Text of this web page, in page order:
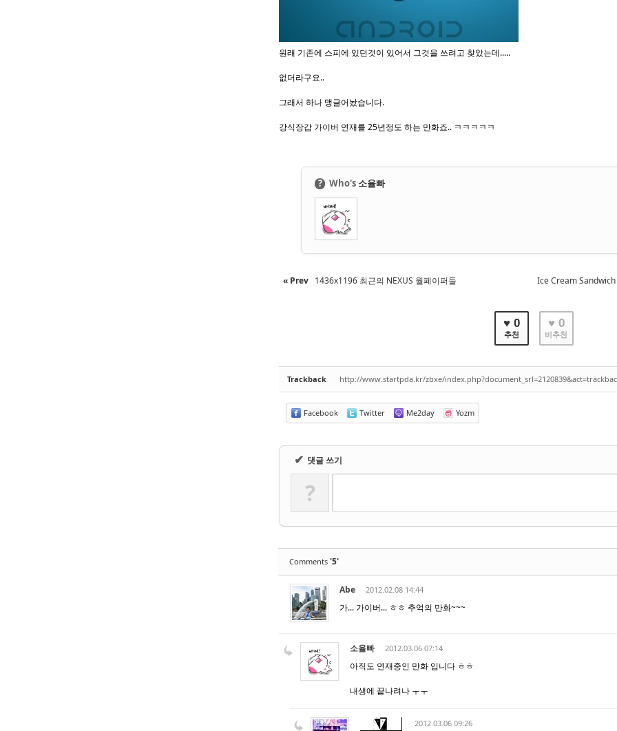
원래 기존에 스피에 있던것이 있어서 그것을 쓰려고 찾았는데.....
없더라구요..
그래서 하나 맹글어놨습니다.
강식장갑 가이버 연재를 25년정도 하는 만화죠.. ㅋㅋㅋㅋㅋ
? Who's 소율빠
« Prev 1436x1196 최근의 NEXUS 월페이퍼들 Ice Cream
♥ 0
추천
♥ 0
비추천
Trackback http://www.startpda.kr/zbxe/
Facebook Twitter Me2day Yozm
✔ 댓글 쓰기
?
Comments '5'
Abe 2012.02.08 14:44
가... 가이버... ㅎㅎ 추억의 만화~~~
소율빠 2012.03.06 07:14
아직도 연재중인 만화 입니다 ㅎㅎ
내생에 끝나려나 ㅜㅜ
2012.03.06 09:26